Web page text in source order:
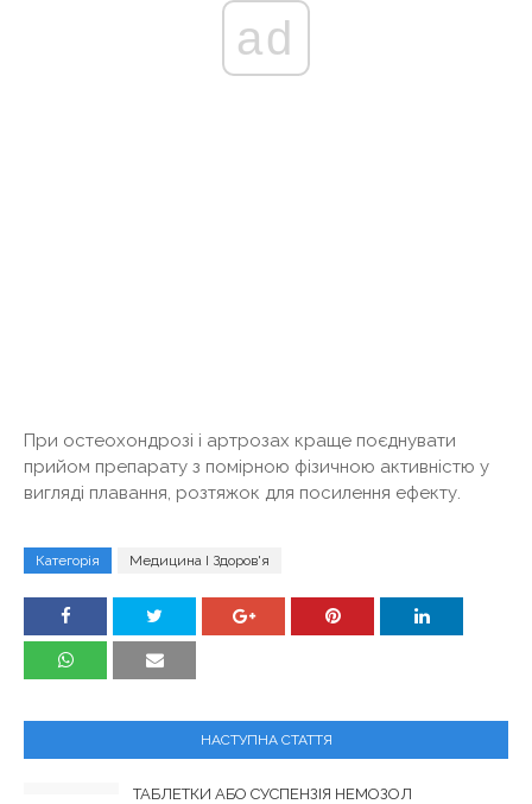
ad
При остеохондрозі і артрозах краще поєднувати
прийом препарату з помірною фізичною активністю у
вигляді плавання, розтяжок для посилення ефекту.
Категорія Медицина І Здоров'я
НАСТУПНА СТАТТЯ
ТАБЛЕТКИ АБО СУСПЕНЗІЯ НЕМОЗОЛ